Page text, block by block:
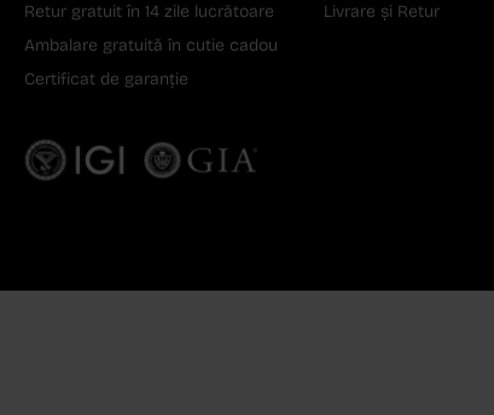
Retur gratuit în 14 zile lucrătoare
Ambalare gratuită în cutie cadou
Certificat de garanție
Livrare și Retur